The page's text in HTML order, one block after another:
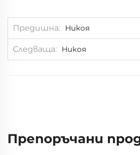
Предишна Никоя
Следваща Никоя
Препоръчани